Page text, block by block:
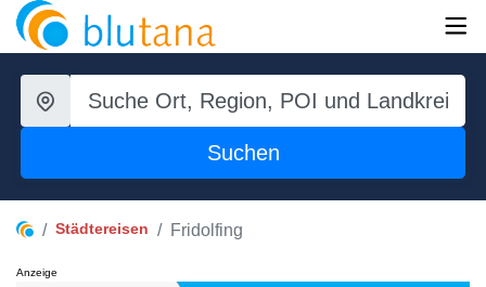
Suchen
Städtereisen Fridolfing
Anzeige